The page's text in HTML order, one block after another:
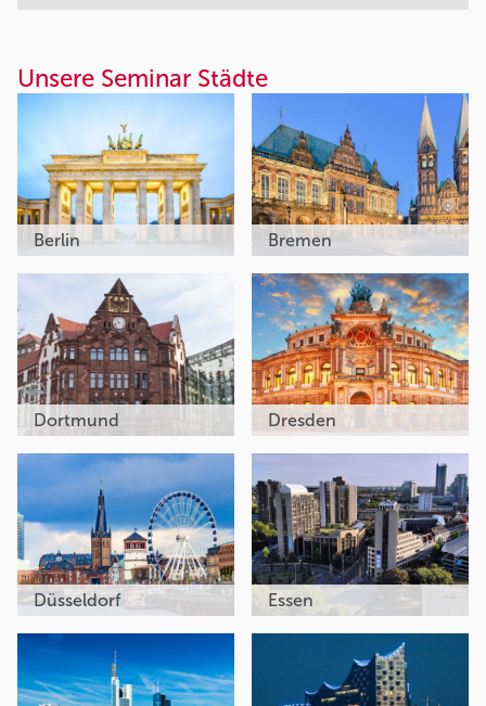
Unsere Seminar Städte
Berlin Bremen
Dortmund Dresden
Düsseldorf Essen